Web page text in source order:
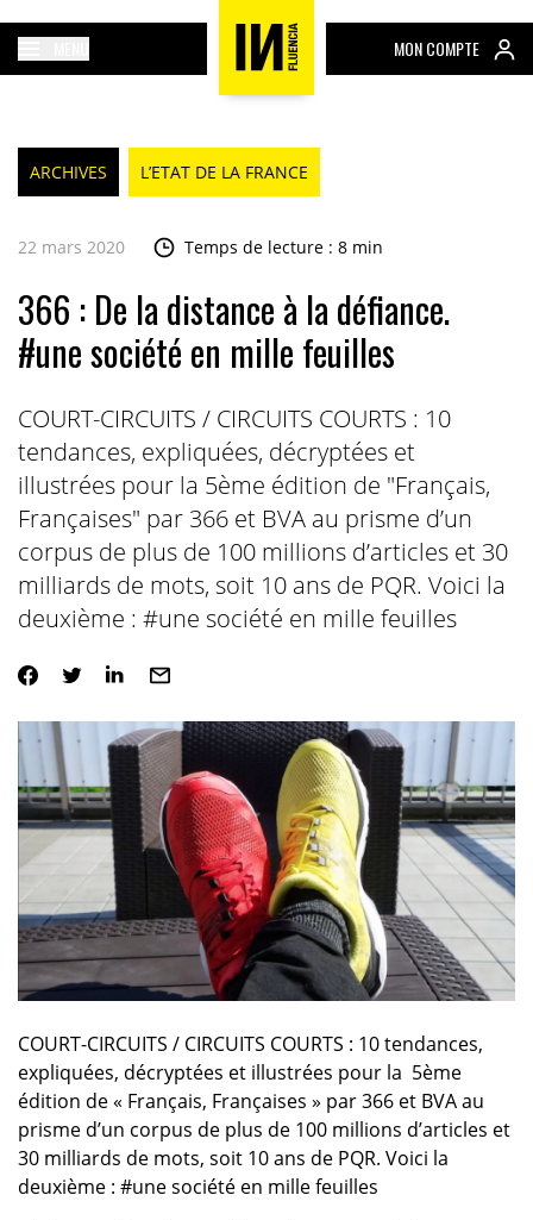
MON COMPTE
ARCHIVES L’ETAT DE LA FRANCE
22 mars 2020 Temps de lecture : 8 min
366 : De la distance à la défiance.
#une société en mille feuilles
COURT-CIRCUITS / CIRCUITS COURTS : 10
tendances, expliquées, décryptées et
illustrées pour la 5ème édition de "Français,
Françaises" par 366 et BVA au prisme d’un
corpus de plus de 100 millions d’articles et 30
milliards de mots, soit 10 ans de PQR. Voici la
deuxième : #une société en mille feuilles
COURT-CIRCUITS / CIRCUITS COURTS : 10 tendances,
expliquées, décryptées et illustrées pour la 5ème
édition de « Français, Françaises » par 366 et BVA au
prisme d’un corpus de plus de 100 millions d’articles et
30 milliards de mots, soit 10 ans de PQR. Voici la
deuxième : #une société en mille feuilles